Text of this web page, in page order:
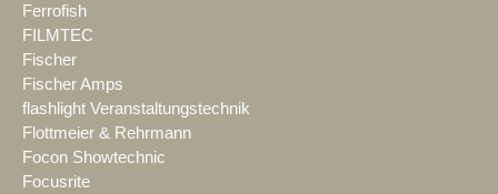
Ferrofish
FILMTEC
Fischer
Fischer Amps
flashlight Veranstaltungstechnik
Flottmeier & Rehrmann
Focon Showtechnic
Focusrite